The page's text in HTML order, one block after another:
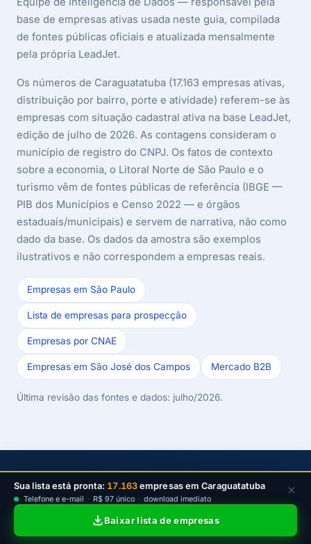
base de empresas ativas usada neste guia, compilada
de fontes públicas oficiais e atualizada mensalmente
pela própria LeadJet.
Os números de Caraguatatuba (17.163 empresas ativas,
distribuição por bairro, porte e atividade) referem-se às
empresas com situação cadastral ativa na base LeadJet,
edição de julho de 2026. As contagens consideram o
município de registro do CNPJ. Os fatos de contexto
sobre a economia, o Litoral Norte de São Paulo e o
turismo vêm de fontes públicas de referência (IBGE —
PIB dos Municípios e Censo 2022 — e órgãos
estaduais/municipais) e servem de narrativa, não como
dado da base. Os dados da amostra são exemplos
ilustrativos e não correspondem a empresas reais.
Empresas em São Paulo
Lista de empresas para prospecção
Empresas por CNAE
Empresas em São José dos Campos Mercado B2B
Última revisão das fontes e dados: julho/2026.
Comece a prospectar em
Caraguatatuba
Sua lista está pronta: 17.163empresas em Caraguatatuba
Telefone e e-mail · R$ 97 único · download imediato
Baixar lista de empresas
×